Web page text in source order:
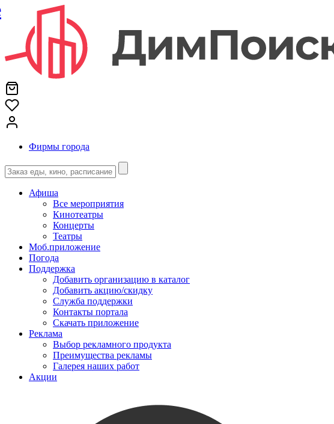
Фирмы города
Афиша
Все мероприятия
Кинотеатры
Концерты
Театры
Моб.приложение
Погода
Поддержка
Добавить организацию в каталог
Добавить акцию/скидку
Служба поддержки
Контакты портала
Скачать приложение
Реклама
Выбор рекламного продукта
Преимущества рекламы
Галерея наших работ
Акции